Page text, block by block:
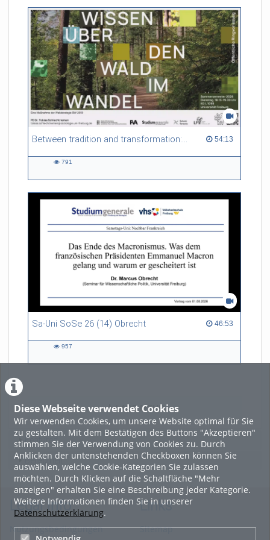
Diese Webseite verwendet Cookies
Wir verwenden Cookies, um unsere Website optimal für Sie
zu gestalten. Mit dem Bestätigen des Buttons "Akzeptieren"
stimmen Sie der Verwendung von Cookies zu. Durch
Anklicken der untenstehenden Checkboxen können Sie
auswählen, welche Cookie-Kategorien Sie zulassen
möchten. Durch Klicken auf die Schaltfläche "Mehr
anzeigen" erhalten Sie eine Beschreibung jeder Kategorie.
Weitere Informationen finden Sie in unserer
Datenschutzerklärung.
Between tradition and transformation: how owners, advisers and institutions co-create knowledge for resilient forests in Europe 54:13
54:13 duration
791
Sa-Uni SoSe 26 (14) Obrecht 46:53
46:53 duration
957
LADE MEHR
Featured
Beliebtheit
Legal Info
Nutzungsbedingungen
Links
Sitemap